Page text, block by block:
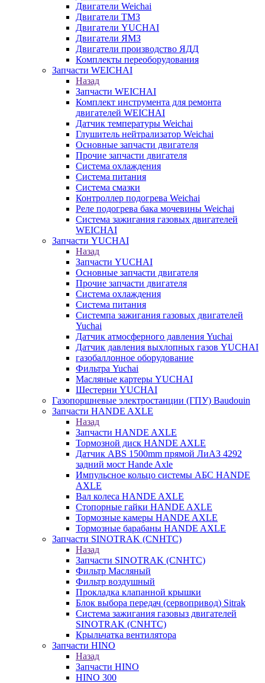
Двигатели Weichai
Двигатели ТМЗ
Двигатели YUCHAI
Двигатели ЯМЗ
Двигатели производство ЯДД
Комплекты переоборудования
Запчасти WEICHAI
Назад
Запчасти WEICHAI
Комплект инструмента для ремонта
двигателей WEICHAI
Датчик температуры Weichai
Глушитель нейтрализатор Weichai
Основные запчасти двигателя
Прочие запчасти двигателя
Система охлаждения
Система питания
Система смазки
Контроллер подогрева Weichai
Реле подогрева бака мочевины Weichai
Система зажигания газовых двигателей
WEICHAI
Запчасти YUCHAI
Назад
Запчасти YUCHAI
Основные запчасти двигателя
Прочие запчасти двигателя
Система охлаждения
Система питания
Системпа зажигания газовых двигателей
Yuchai
Датчик атмосферного давления Yuchai
Датчик давления выхлопных газов YUCHAI
газобаллонное оборудование
Фильтра Yuchai
Масляные картеры YUCHAI
Шестерни YUCHAI
Газопоршневые электростанции (ГПУ) Baudouin
Запчасти HANDE AXLE
Назад
Запчасти HANDE AXLE
Тормозной диск HANDE AXLE
Датчик ABS 1500mm прямой ЛиАЗ 4292
задний мост Hande Axle
Импульсное кольцо системы АБС HANDE
AXLE
Вал колеса HANDE AXLE
Стопорные гайки HANDE AXLE
Тормозные камеры HANDE AXLE
Тормозные барабаны HANDE AXLE
Запчасти SINOTRAK (CNHTC)
Назад
Запчасти SINOTRAK (CNHTC)
Фильтр Масляный
Фильтр воздушный
Прокладка клапанной крышки
Блок выбора передач (сервопривод) Sitrak
Система зажигания газовыз двигателей
SINOTRAK (CNHTC)
Крыльчатка вентилятора
Запчасти HINO
Назад
Запчасти HINO
HINO 300